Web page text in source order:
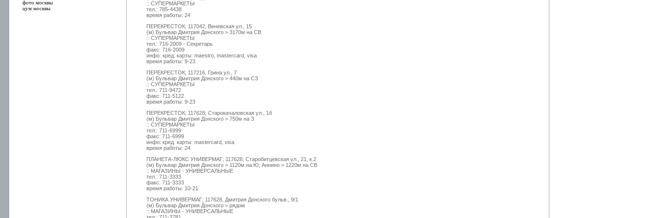
фото москвы
цум москвы
:: СУПЕРМАРКЕТЫ
тел.: 785-4438
время работы: 24
ПЕРЕКРЕСТОК; 117042, Веневская ул., 15
(м) Бульвар Дмитрия Донского > 3170м на СВ
:: СУПЕРМАРКЕТЫ
тел.: 716-2009 - Секретарь
факс: 716-2009
инфо: кред. карты: maestro, mastercard, visa
время работы: 9-23
ПЕРЕКРЕСТОК; 117216, Грина ул., 7
(м) Бульвар Дмитрия Донского > 440м на СЗ
:: СУПЕРМАРКЕТЫ
тел.: 711-9472
факс: 711-5122
время работы: 9-23
ПЕРЕКРЕСТОК; 117628, Старокачаловская ул., 1б
(м) Бульвар Дмитрия Донского > 750м на З
:: СУПЕРМАРКЕТЫ
тел.: 711-6999
факс: 711-6999
инфо: кред. карты: mastercard, visa
время работы: 24
ПЛАНЕТА-ЛЮКС УНИВЕРМАГ; 117628, Старобитцевская ул., 21, к.2
(м) Бульвар Дмитрия Донского > 1120м на Ю; Аннино > 1220м на СВ
:: МАГАЗИНЫ - УНИВЕРСАЛЬНЫЕ
тел.: 711-3333
факс: 711-3333
время работы: 10-21
ТОНИКА УНИВЕРМАГ; 117628, Дмитрия Донского бульв., 9/1
(м) Бульвар Дмитрия Донского > рядом
:: МАГАЗИНЫ - УНИВЕРСАЛЬНЫЕ